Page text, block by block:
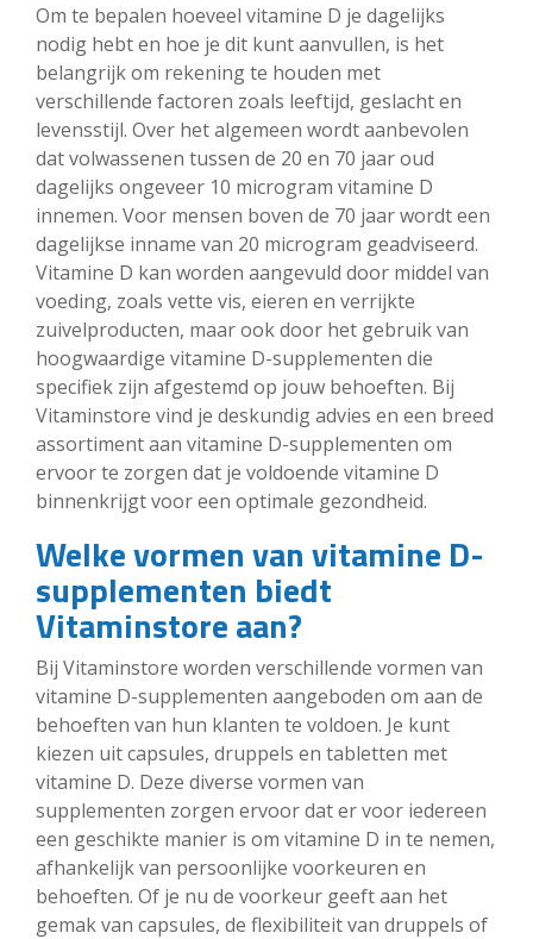
Om te bepalen hoeveel vitamine D je dagelijks
nodig hebt en hoe je dit kunt aanvullen, is het
belangrijk om rekening te houden met
verschillende factoren zoals leeftijd, geslacht en
levensstijl. Over het algemeen wordt aanbevolen
dat volwassenen tussen de 20 en 70 jaar oud
dagelijks ongeveer 10 microgram vitamine D
innemen. Voor mensen boven de 70 jaar wordt een
dagelijkse inname van 20 microgram geadviseerd.
Vitamine D kan worden aangevuld door middel van
voeding, zoals vette vis, eieren en verrijkte
zuivelproducten, maar ook door het gebruik van
hoogwaardige vitamine D-supplementen die
specifiek zijn afgestemd op jouw behoeften. Bij
Vitaminstore vind je deskundig advies en een breed
assortiment aan vitamine D-supplementen om
ervoor te zorgen dat je voldoende vitamine D
binnenkrijgt voor een optimale gezondheid.
Welke vormen van vitamine D-
supplementen biedt
Vitaminstore aan?
Bij Vitaminstore worden verschillende vormen van
vitamine D-supplementen aangeboden om aan de
behoeften van hun klanten te voldoen. Je kunt
kiezen uit capsules, druppels en tabletten met
vitamine D. Deze diverse vormen van
supplementen zorgen ervoor dat er voor iedereen
een geschikte manier is om vitamine D in te nemen,
afhankelijk van persoonlijke voorkeuren en
behoeften. Of je nu de voorkeur geeft aan het
gemak van capsules, de flexibiliteit van druppels of